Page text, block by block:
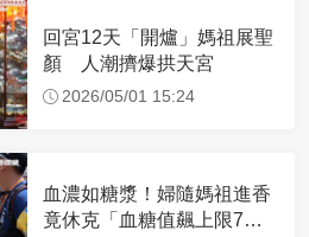
回宮12天「開爐」媽祖展聖
顏 人潮擠爆拱天宮
2026/05/01 15:24
血濃如糖漿！婦隨媽祖進香
竟休克「血糖值飆上限7